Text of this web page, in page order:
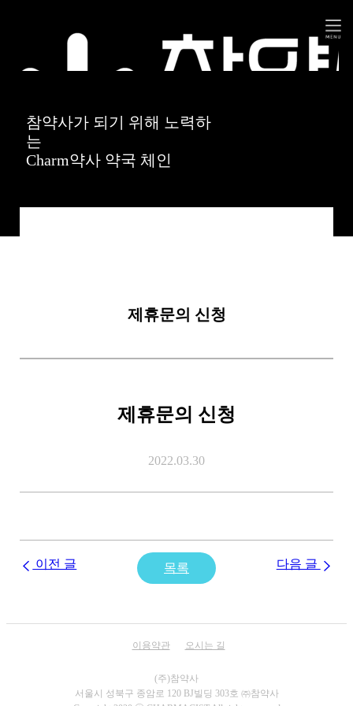
참약사가 되기 위해 노력하
는
Charm약사 약국 체인
제휴문의 신청
제휴문의 신청
2022.03.30
이전 글 목록 다음 글
서울시 성북구 종암로 120 BJ빌딩 303호 ㈜참약사
이용약관 오시는 길